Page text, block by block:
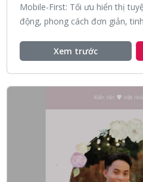
Mobile-First: Tối ưu hiển thị
động, phong cách đơn giản,
Xem trước